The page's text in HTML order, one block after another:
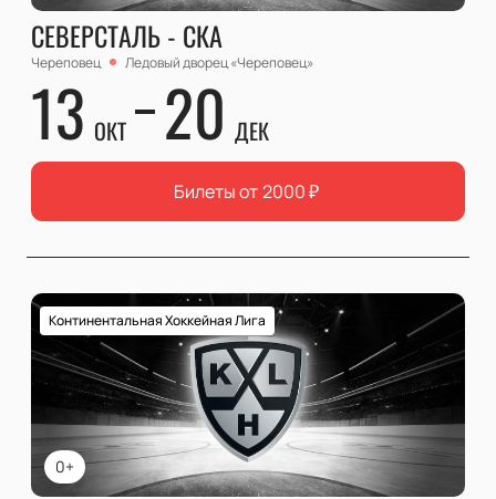
СЕВЕРСТАЛЬ - СКА
Череповец Ледовый дворец «Череповец»
13 ОКТ 20 ДЕК
Билеты от 2000₽
0+
Континентальная Хоккейная Лига